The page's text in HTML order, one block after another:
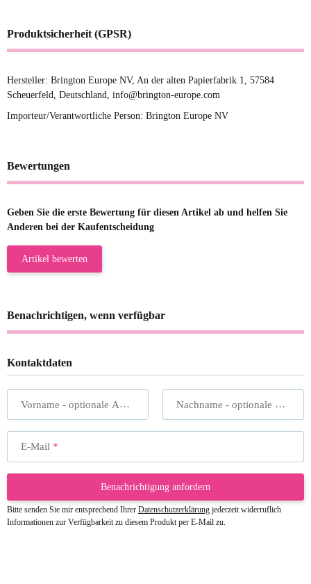
Produktsicherheit (GPSR)
Hersteller: Brington Europe NV, An der alten Papierfabrik 1, 57584
Scheuerfeld, Deutschland, info@brington-europe.com
Importeur/Verantwortliche Person: Brington Europe NV
Bewertungen
Geben Sie die erste Bewertung für diesen Artikel ab und helfen Sie
Anderen bei der Kaufentscheidung
Artikel bewerten
Benachrichtigen, wenn verfügbar
Kontaktdaten
Vorname - optionale Angabe Nachname - optionale Angabe
E-Mail
Benachrichtigung anfordern
Bitte senden Sie mir entsprechend Ihrer Datenschutzerklärung jederzeit widerruflich
Informationen zur Verfügbarkeit zu diesem Produkt per E-Mail zu.